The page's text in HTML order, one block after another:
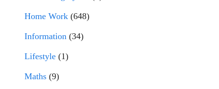
Home Work (648)
Information (34)
Lifestyle (1)
Maths (9)